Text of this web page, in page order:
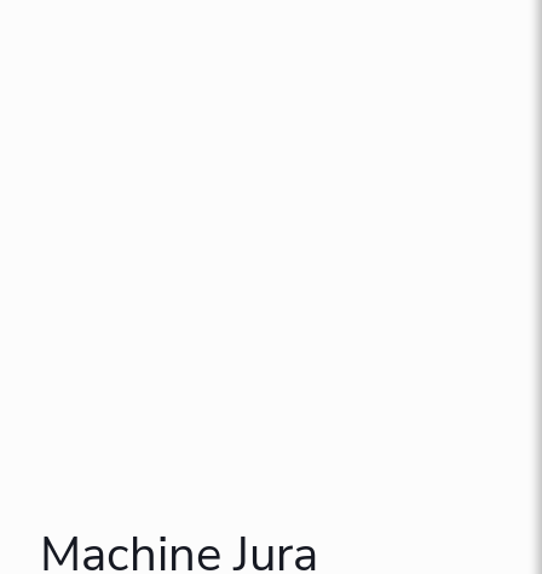
Machine Jura